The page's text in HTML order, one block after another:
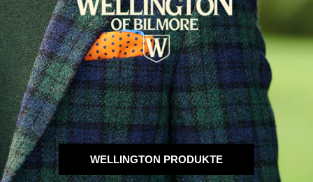
WELLINGTON PRODUKTE